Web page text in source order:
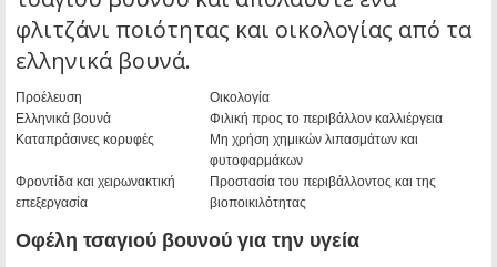
φλιτζάνι ποιότητας και οικολογίας από τα
ελληνικά βουνά.
Προέλευση
Οικολογία
Ελληνικά βουνά
Φιλική προς το περιβάλλον καλλιέργεια
Καταπράσινες κορυφές
Μη χρήση χημικών λιπασμάτων και
φυτοφαρμάκων
Φροντίδα και χειρωνακτική
επεξεργασία
Προστασία του περιβάλλοντος και της
βιοποικιλότητας
Οφέλη τσαγιού βουνού για την υγεία